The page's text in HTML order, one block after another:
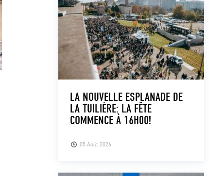
05 Août 2026
LA NOUVELLE ESPLANADE DE
LA TUILIÈRE: LA FÊTE
COMMENCE À 16H00!